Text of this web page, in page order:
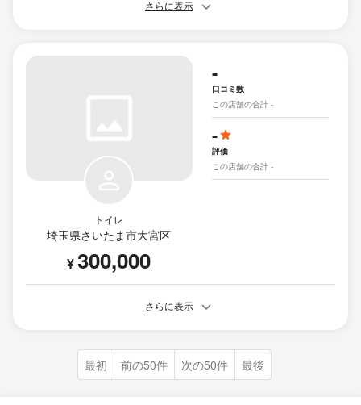
さらに表示
トイレ
埼玉県さいたま市大宮区
¥300,000
-
口コミ数
この店舗の合計 -
-
評価
この店舗の合計 -
さらに表示
最初 前の50件 次の50件 最後